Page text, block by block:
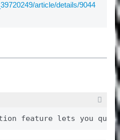
article/details/9044
feature lets you